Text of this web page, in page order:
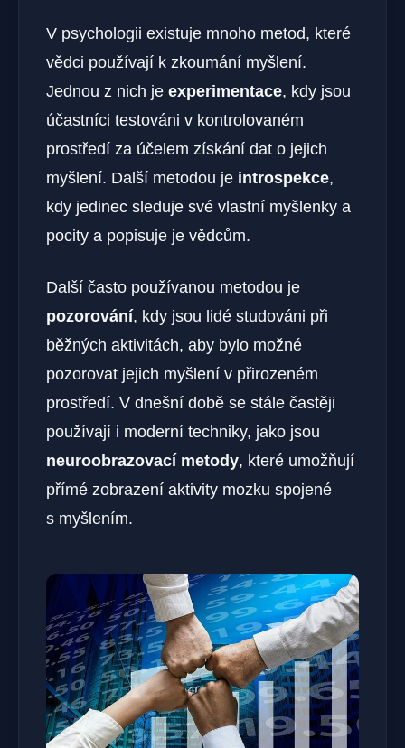
V psychologii existuje mnoho metod, které
vědci používají k zkoumání myšlení.
Jednou z nich je experimentace, kdy jsou
účastníci testováni v kontrolovaném
prostředí za účelem získání dat o jejich
myšlení. Další metodou je introspekce,
kdy jedinec sleduje své vlastní myšlenky a
pocity a popisuje je vědcům.
Další často používanou metodou je
pozorování, kdy jsou lidé studováni při
běžných aktivitách, aby bylo možné
pozorovat jejich myšlení v přirozeném
prostředí. V dnešní době se stále častěji
používají i moderní techniky, jako jsou
neuroobrazovací metody, které umožňují
přímé zobrazení aktivity mozku spojené
s myšlením.